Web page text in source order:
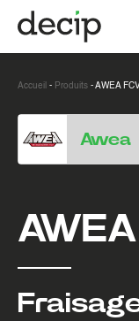
Accueil - Produits - AWEA
Awea